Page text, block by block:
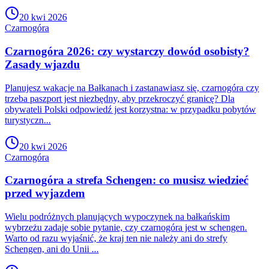
20 kwi 2026
Czarnogóra
Czarnogóra 2026: czy wystarczy dowód osobisty?
Zasady wjazdu
Planujesz wakacje na Bałkanach i zastanawiasz się, czarnogóra czy
trzeba paszport jest niezbędny, aby przekroczyć granicę? Dla
obywateli Polski odpowiedź jest korzystna: w przypadku pobytów
turystyczn...
20 kwi 2026
Czarnogóra
Czarnogóra a strefa Schengen: co musisz wiedzieć
przed wyjazdem
Wielu podróżnych planujących wypoczynek na bałkańskim
wybrzeżu zadaje sobie pytanie, czy czarnogóra jest w schengen.
Warto od razu wyjaśnić, że kraj ten nie należy ani do strefy
Schengen, ani do Unii ...